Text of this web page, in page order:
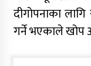
दीगोपनाका
गर्ने भएकाले खोप